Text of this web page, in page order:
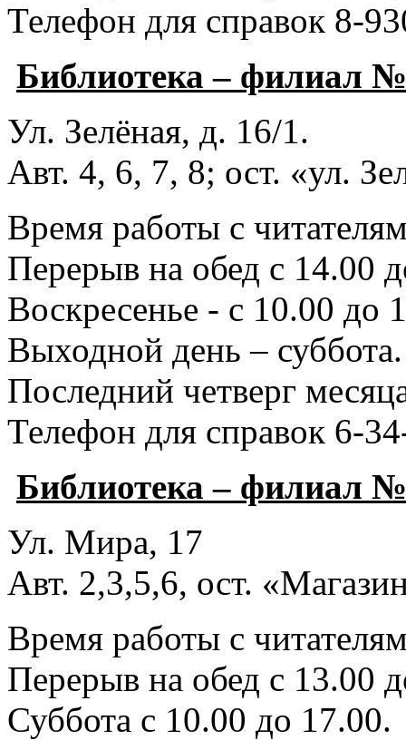
Телефон для справок 8-
Библиотека – филиал
Ул. Зелёная, д. 16/1.
Авт. 4, 6, 7, 8; ост. «ул.
Время работы с
Перерыв на обед с 14.00
Воскресенье - с 10.00 до
Выходной день – суббота.
Последний четверг
Телефон для справок 6-
Библиотека – филиал
Ул. Мира, 17
Авт. 2,3,5,6, ост.
Время работы с
Перерыв на обед с 13.00
Суббота с 10.00 до 17.00.